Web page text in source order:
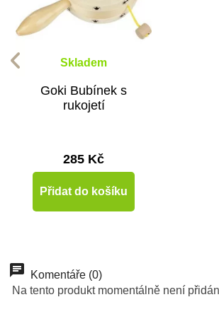
Skladem
Goki Bubínek s
rukojetí
285 Kč
Přidat do košíku
Komentáře (0)
Na tento produkt momentálně není